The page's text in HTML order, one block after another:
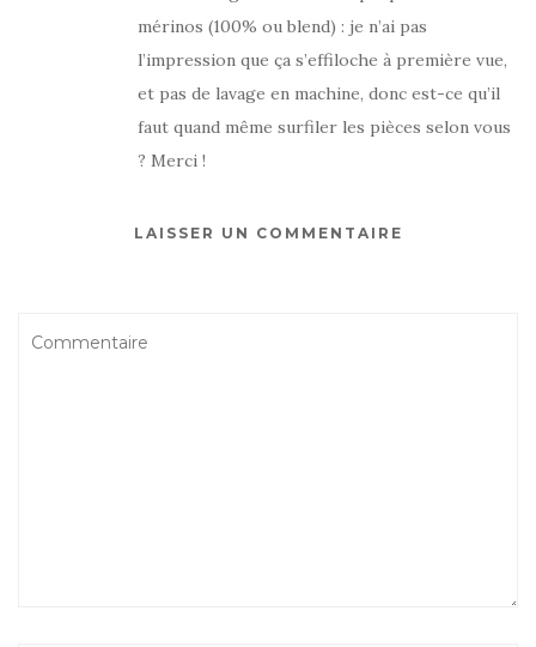
mérinos (100% ou blend) : je n’ai pas
l’impression que ça s’effiloche à première vue,
et pas de lavage en machine, donc est-ce qu’il
faut quand même surfiler les pièces selon vous
? Merci !
LAISSER UN COMMENTAIRE